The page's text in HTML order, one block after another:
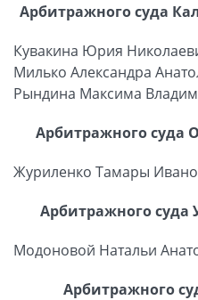
Арбитражного суда
Кувакина Юрия
Милько Александра
Рындина Максима
Арбитражного суда
Журиленко Тамары
Арбитражного суда
Модоновой Натальи
Арбитражного